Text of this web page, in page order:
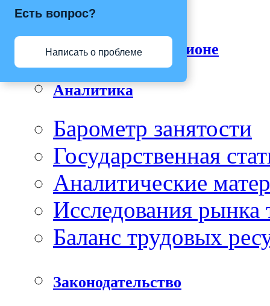
Информация о регионе
Аналитика
Барометр занятости
Государственная
Аналитические
Исследования рынка
Баланс трудовых
Законодательство
Есть вопрос?
Написать о проблеме